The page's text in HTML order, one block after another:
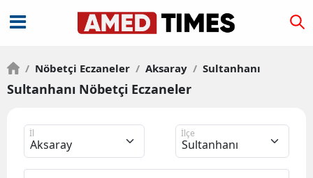
/ Nöbetçi Eczaneler / Aksaray / Sultanhanı
Sultanhanı Nöbetçi Eczaneler
İl İlçe